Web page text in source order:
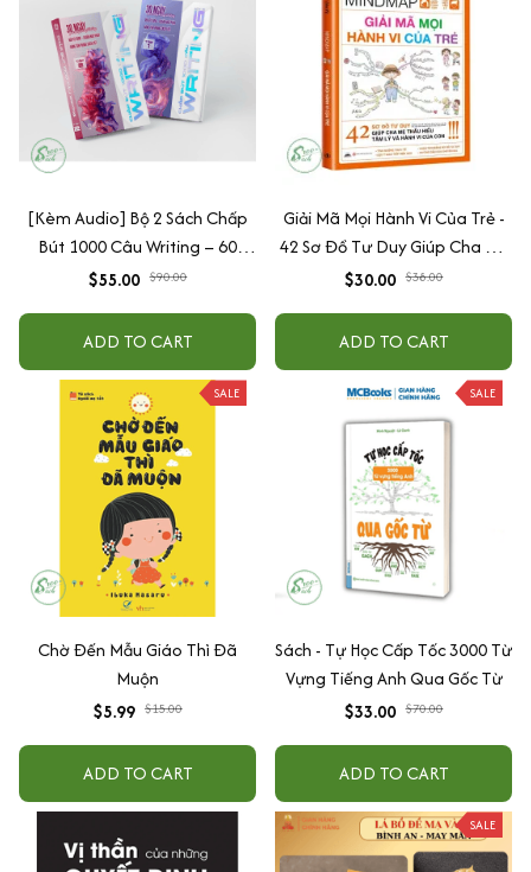
[Kèm Audio] Bộ 2 Sách Chấp
Bút 1000 Câu Writing – 60
Ngày Gieo Trồng Tư Duy
$55.00 $90.00
ADD TO CART
Giải Mã Mọi Hành Vi Của Trẻ -
42 Sơ Đồ Tư Duy Giúp Cha Mẹ
Thấu Hiểu Tâm Lý Và Hành Vi
$30.00 $38.00
ADD TO CART
SALE
Chờ Đến Mẫu Giáo Thì Đã
Muộn
$5.99 $15.00
ADD TO CART
SALE
Sách - Tự Học Cấp Tốc 3000 Từ
Vựng Tiếng Anh Qua Gốc Từ
$33.00 $70.00
ADD TO CART
SALE